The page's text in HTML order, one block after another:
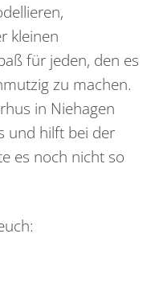
kleinen
für jeden, den es
zu machen.
in Niehagen
und hilft bei der
es noch nicht so